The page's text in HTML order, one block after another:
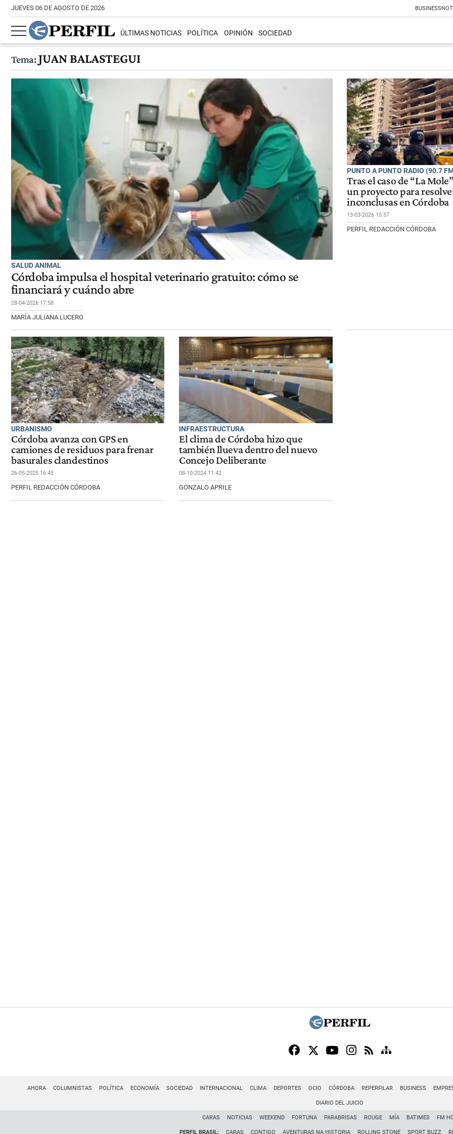
JUEVES 06 DE AGOSTO DE 2026 BUSINESS
ÚLTIMAS NOTICIAS POLÍTICA OPINIÓN SOCIEDAD
Tema:JUAN BALASTEGUI
SALUD ANIMAL
Córdoba impulsa el hospital veterinario gratuito: cómo se
financiará y cuándo abre
28-04-2026 17:58
MARÍA JULIANA LUCERO
PUNTO A PUNTO RADIO (90.7
Tras el caso de “La
un proyecto para
inconclusas en Córdoba
13-03-2026 15:57
PERFIL REDACCIÓN CÓRDOBA
URBANISMO
Córdoba avanza con GPS en
camiones de residuos para frenar
basurales clandestinos
26-05-2025 16:45
PERFIL REDACCIÓN CÓRDOBA
INFRAESTRUCTURA
El clima de Córdoba hizo que
también llueva dentro del nuevo
Concejo Deliberante
08-10-2024 11:42
GONZALO APRILE
AHORA COLUMNISTAS POLÍTICA ECONOMÍA SOCIEDAD INTERNACIONAL CLIMA DEPORTES OCIO CÓRDOBA REPERFILAR BUSINESS
DIARIO DEL JUICIO
CARAS NOTICIAS WEEKEND FORTUNA PARABRISAS ROUGE MÍA BATIMES FM
PERFIL BRASIL: CARAS CONTIGO AVENTURAS NA HISTORIA ROLLING STONE SPORT BUZZ